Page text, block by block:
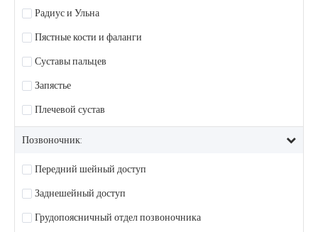
Радиус и Ульна
Пястные кости и фаланги
Суставы пальцев
Запястье
Плечевой сустав
Позвоночник:
Передний шейный доступ
Заднешейный доступ
Грудопоясничный отдел позвоночника